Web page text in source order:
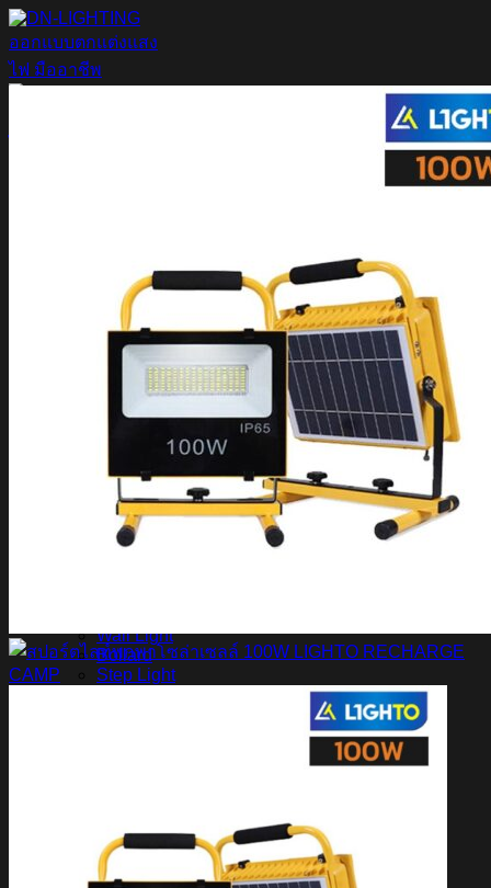
ข้าม
ไป
ยัง
Magnetic Light
Track light
Downlight
DOWNLIGHT E27
DOWNLIGHT AR111
Downlight LED COB
DOWNLIGHT GU10 MR16 MR11
หลอดไฟ LED
หลอดไฟ LED MEGAMAN
หลอดไฟ LED LAMPO
สินค้า Lighting
LED Linear
LED Ribbon
Wall Light
Bollard
Step Light
Streetlight solar cell
Floodlight
Floodlight Solar Cell